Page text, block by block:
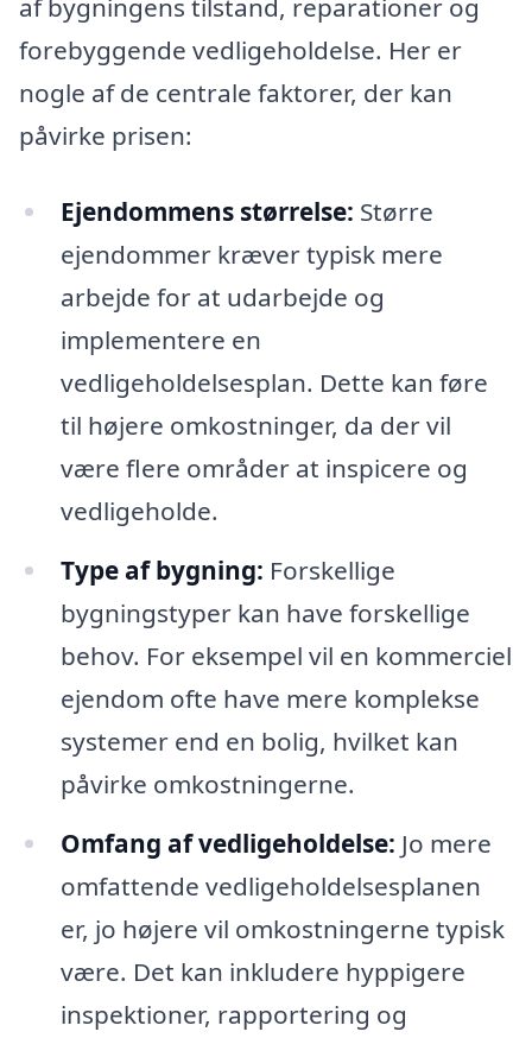
af bygningens tilstand, reparationer og
forebyggende vedligeholdelse. Her er
nogle af de centrale faktorer, der kan
påvirke prisen:
Ejendommens størrelse: Større
ejendommer kræver typisk mere
arbejde for at udarbejde og
implementere en
vedligeholdelsesplan. Dette kan føre
til højere omkostninger, da der vil
være flere områder at inspicere og
vedligeholde.
Type af bygning: Forskellige
bygningstyper kan have forskellige
behov. For eksempel vil en kommerciel
ejendom ofte have mere komplekse
systemer end en bolig, hvilket kan
påvirke omkostningerne.
Omfang af vedligeholdelse: Jo mere
omfattende vedligeholdelsesplanen
er, jo højere vil omkostningerne typisk
være. Det kan inkludere hyppigere
inspektioner, rapportering og